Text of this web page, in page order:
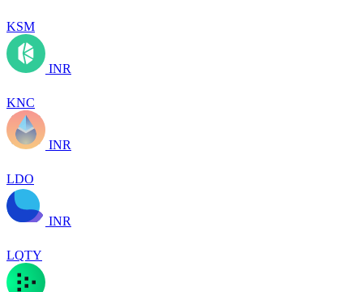
KSM
INR
KNC
INR
LDO
INR
LQTY